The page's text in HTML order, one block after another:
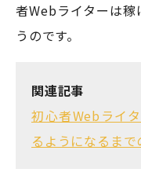
者Webライターは
うのです。
関連記事
初心者Webライ
るようになるまで